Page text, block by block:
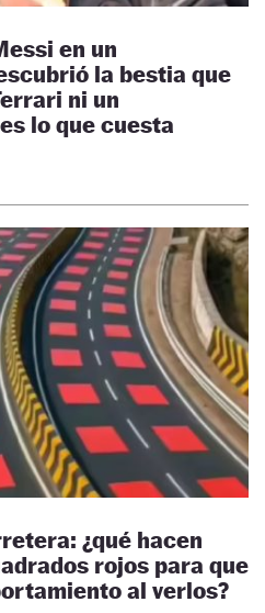
en un
la bestia que
ni un
lo que cuesta
¿qué hacen
rojos para que
al verlos?